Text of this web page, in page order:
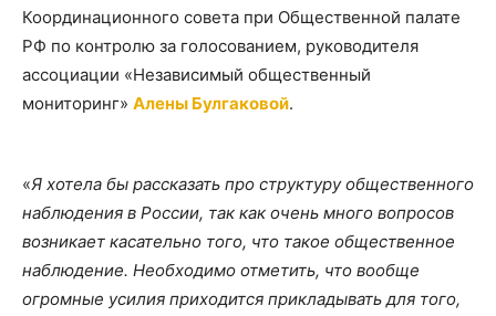
Координационного совета при Общественной палате
РФ по контролю за голосованием, руководителя
ассоциации «Независимый общественный
мониторинг» Алены Булгаковой.
«Я хотела бы рассказать про структуру общественного
наблюдения в России, так как очень много вопросов
возникает касательно того, что такое общественное
наблюдение. Необходимо отметить, что вообще
огромные усилия приходится прикладывать для того,